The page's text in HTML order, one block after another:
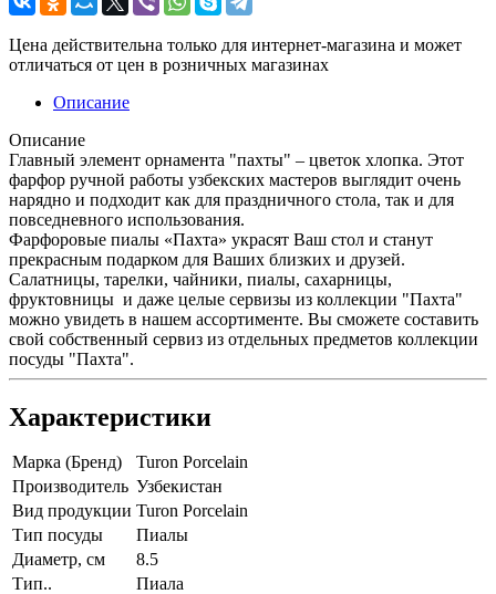
Цена действительна только для интернет-магазина и может
отличаться от цен в розничных магазинах
Описание
Описание
Главный элемент орнамента "пахты" – цветок хлопка. Этот
фарфор ручной работы узбекских мастеров выглядит очень
нарядно и подходит как для праздничного стола, так и для
повседневного использования.
Фарфоровые пиалы «Пахта» украсят Ваш стол и станут
прекрасным подарком для Ваших близких и друзей.
Салатницы, тарелки, чайники, пиалы, сахарницы,
фруктовницы и даже целые сервизы из коллекции "Пахта"
можно увидеть в нашем ассортименте. Вы сможете составить
свой собственный сервиз из отдельных предметов коллекции
посуды "Пахта".
Характеристики
Марка (Бренд)
Turon Porcelain
Производитель Узбекистан
Вид продукции Turon Porcelain
Тип посуды
Пиалы
Диаметр, см
8.5
Тип..
Пиала